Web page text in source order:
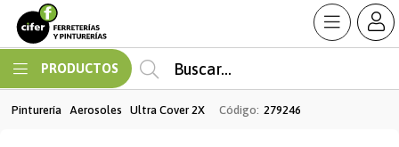
Enviar a email
PRODUCTOS
Pinturería Aerosoles Ultra Cover 2X Código: 279246